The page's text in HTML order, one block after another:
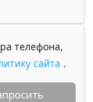
телефона,
сайта .